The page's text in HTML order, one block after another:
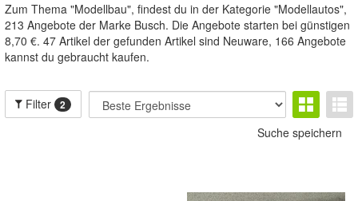
Zum Thema "Modellbau", findest du in der Kategorie "Modellautos",
213 Angebote der Marke Busch. Die Angebote starten bei günstigen
8,70 €. 47 Artikel der gefunden Artikel sind Neuware, 166 Angebote
kannst du gebraucht kaufen.
Filter 2
Suche speichern